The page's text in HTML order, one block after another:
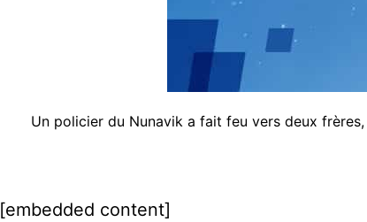
Un policier du Nunavik a fait feu vers deux frères,
[embedded content]